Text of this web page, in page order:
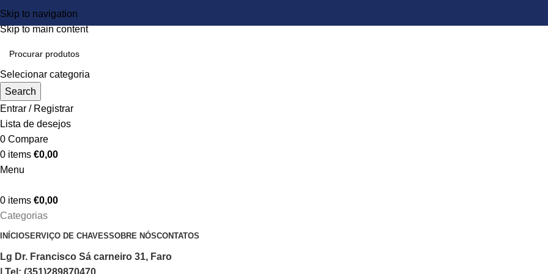
Skip to navigation
Skip to main content
Selecionar categoria
Search
Entrar / Registrar
Lista de desejos
0 Compare
0 items €0,00
Menu
0 items €0,00
Categorias
INÍCIOSERVIÇO DE CHAVESSOBRE NÓSCONTATOS
Lg Dr. Francisco Sá carneiro 31, Faro
| Tel: (351)289870470